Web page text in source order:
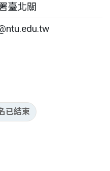
臺北關
已結束